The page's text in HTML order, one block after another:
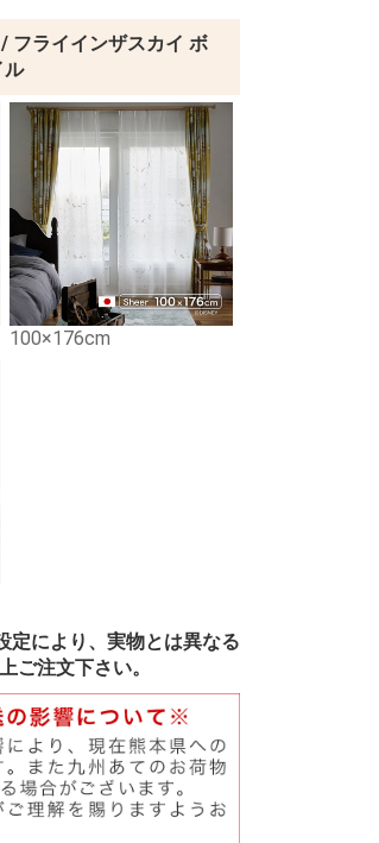
フライインザスカイ ボ
ル
100×176cm
定により、実物とは異なる
ご注文下さい。